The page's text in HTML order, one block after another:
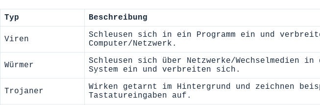
Typ Beschreibung
Viren
Schleusen sich in ein Programm ein und
Computer/Netzwerk.
Würmer
Schleusen sich über Netzwerke/Wechselmedien in
System ein und verbreiten sich.
Trojaner
Wirken getarnt im Hintergrund und zeichnen
Tastatureingaben auf.